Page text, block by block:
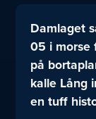
Damlaget
05 i morse
på
kalle Lång
en tuff